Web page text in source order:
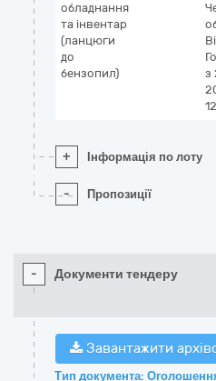
обладнання
та інвентар
(ланцюги
до
бензопил)
з
+ Інформація по лоту
- Пропозиції
- Документи тендеру
Завантажити
Тип документа: